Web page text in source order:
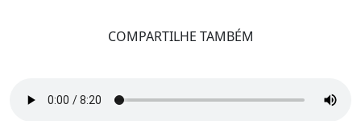
COMPARTILHE TAMBÉM